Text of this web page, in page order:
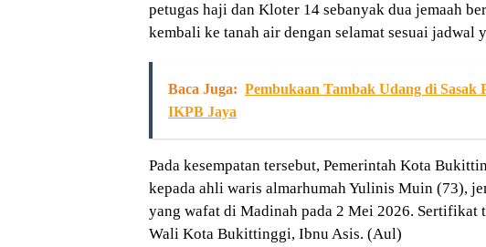
petugas haji dan Kloter 14 sebanyak dua jemaah
kembali ke tanah air dengan selamat sesuai jadwal
Baca Juga: Pembukaan Tambak Udang di
IKPB Jaya
Pada kesempatan tersebut, Pemerintah Kota
kepada ahli waris almarhumah Yulinis Muin (73),
yang wafat di Madinah pada 2 Mei 2026. Sertifikat
Wali Kota Bukittinggi, Ibnu Asis. (Aul)